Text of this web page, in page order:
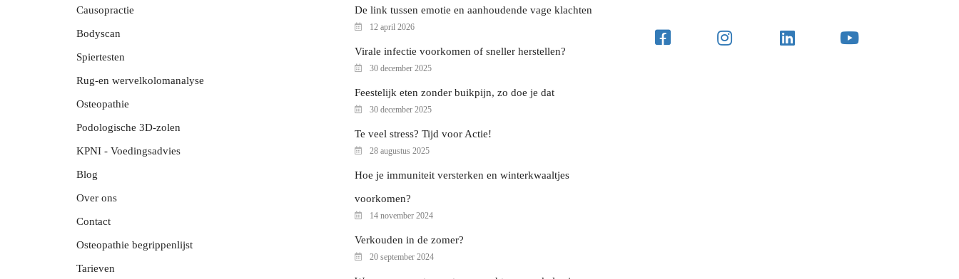
Causopractie
Bodyscan
Spiertesten
Rug-en wervelkolomanalyse
Osteopathie
Podologische 3D-zolen
KPNI - Voedingsadvies
Blog
Over ons
Contact
Osteopathie begrippenlijst
Tarieven
De link tussen emotie en aanhoudende vage klachten
12 april 2026
Virale infectie voorkomen of sneller herstellen?
30 december 2025
Feestelijk eten zonder buikpijn, zo doe je dat
30 december 2025
Te veel stress? Tijd voor Actie!
28 augustus 2025
Hoe je immuniteit versterken en winterkwaaltjes
voorkomen?
14 november 2024
Verkouden in de zomer?
20 september 2024